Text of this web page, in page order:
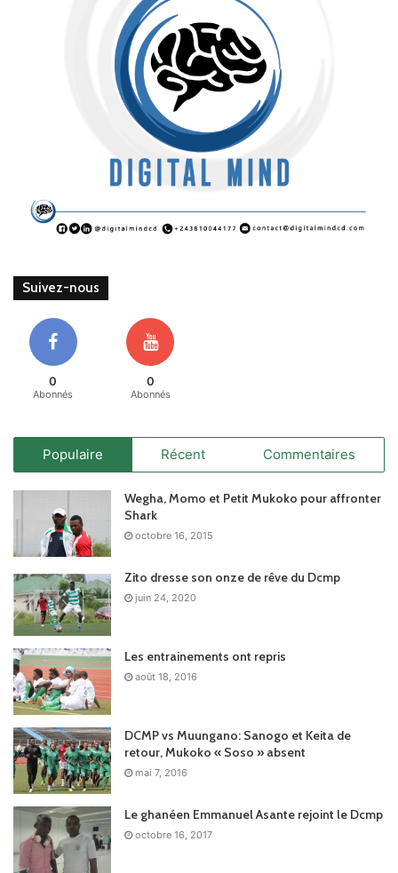
Suivez-nous
0
Abonnés
0
Abonnés
Populaire Récent Commentaires
Wegha, Momo et Petit Mukoko pour affronter
Shark
octobre 16, 2015
Zito dresse son onze de rêve du Dcmp
juin 24, 2020
Les entrainements ont repris
août 18, 2016
DCMP vs Muungano: Sanogo et Keita de
retour, Mukoko « Soso » absent
mai 7, 2016
Le ghanéen Emmanuel Asante rejoint le Dcmp
octobre 16, 2017